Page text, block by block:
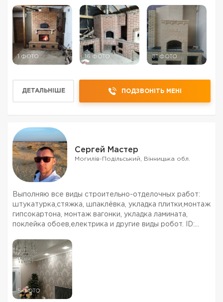
1 ФОТО 16 ФОТО 81 ФОТО
ДЕТАЛЬНІШЕ ПОДЗВОНІТЬ МЕНІ
Сергей Мастер
Могилів-Подільський, Вінницька обл.
Выполняю все виды строительно-отделочных работ:
штукатурка,стяжка, шпаклёвка, укладка плитки,монтаж
гипсокартона, монтаж вагонки, укладка ламината,
поклейка обоев,електрика и другие виды робот. ID:
5 ФОТО